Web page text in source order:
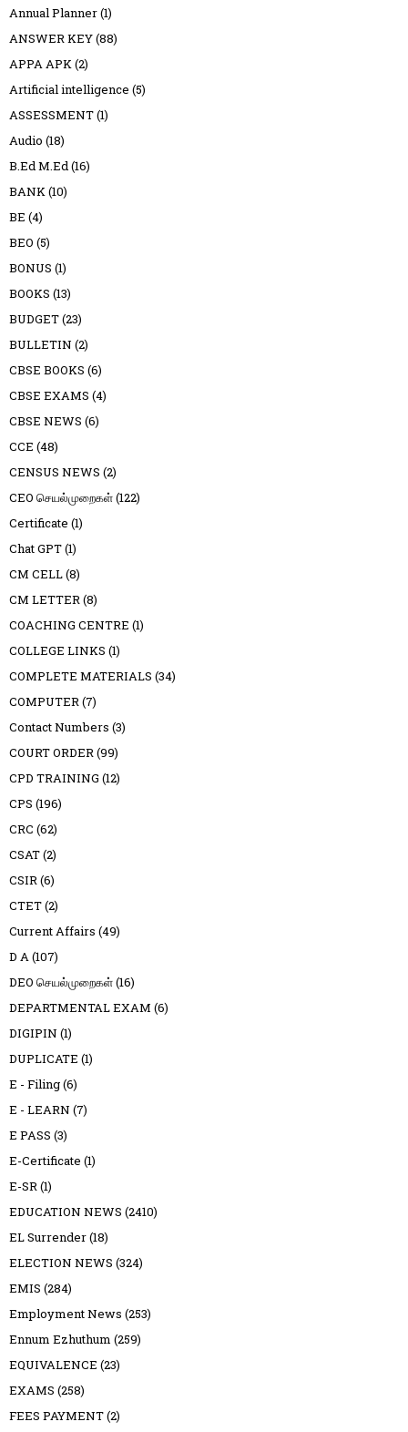
Annual Planner(1)
ANSWER KEY(88)
APPA APK(2)
Artificial intelligence (5)
ASSESSMENT(1)
Audio (18)
B.Ed M.Ed(16)
BANK(10)
BE (4)
BEO (5)
BONUS (1)
BOOKS (13)
BUDGET(23)
BULLETIN (2)
CBSE BOOKS (6)
CBSE EXAMS (4)
CBSE NEWS (6)
CCE (48)
CENSUS NEWS (2)
CEO செயல்முறைகள்(122)
Certificate (1)
Chat GPT(1)
CM CELL(8)
CM LETTER(8)
COACHING CENTRE (1)
COLLEGE LINKS (1)
COMPLETE MATERIALS (34)
COMPUTER(7)
Contact Numbers (3)
COURT ORDER(99)
CPD TRAINING (12)
CPS (196)
CRC (62)
CSAT(2)
CSIR(6)
CTET(2)
Current Affairs (49)
D A(107)
DEO செயல்முறைகள்(16)
DEPARTMENTAL EXAM (6)
DIGIPIN (1)
DUPLICATE (1)
E - Filing(6)
E - LEARN (7)
E PASS (3)
E-Certificate (1)
E-SR(1)
EDUCATION NEWS (2410)
EL Surrender(18)
ELECTION NEWS (324)
EMIS (284)
Employment News (253)
Ennum Ezhuthum (259)
EQUIVALENCE (23)
EXAMS (258)
FEES PAYMENT(2)